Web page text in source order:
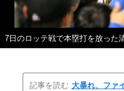
7日のロッテ戦で本塁打を放った
記事を読む 大暴れ、ファ